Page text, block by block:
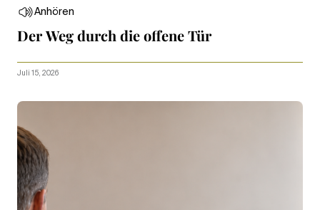
Anhören
Der Weg durch die offene Tür
Juli 15, 2026